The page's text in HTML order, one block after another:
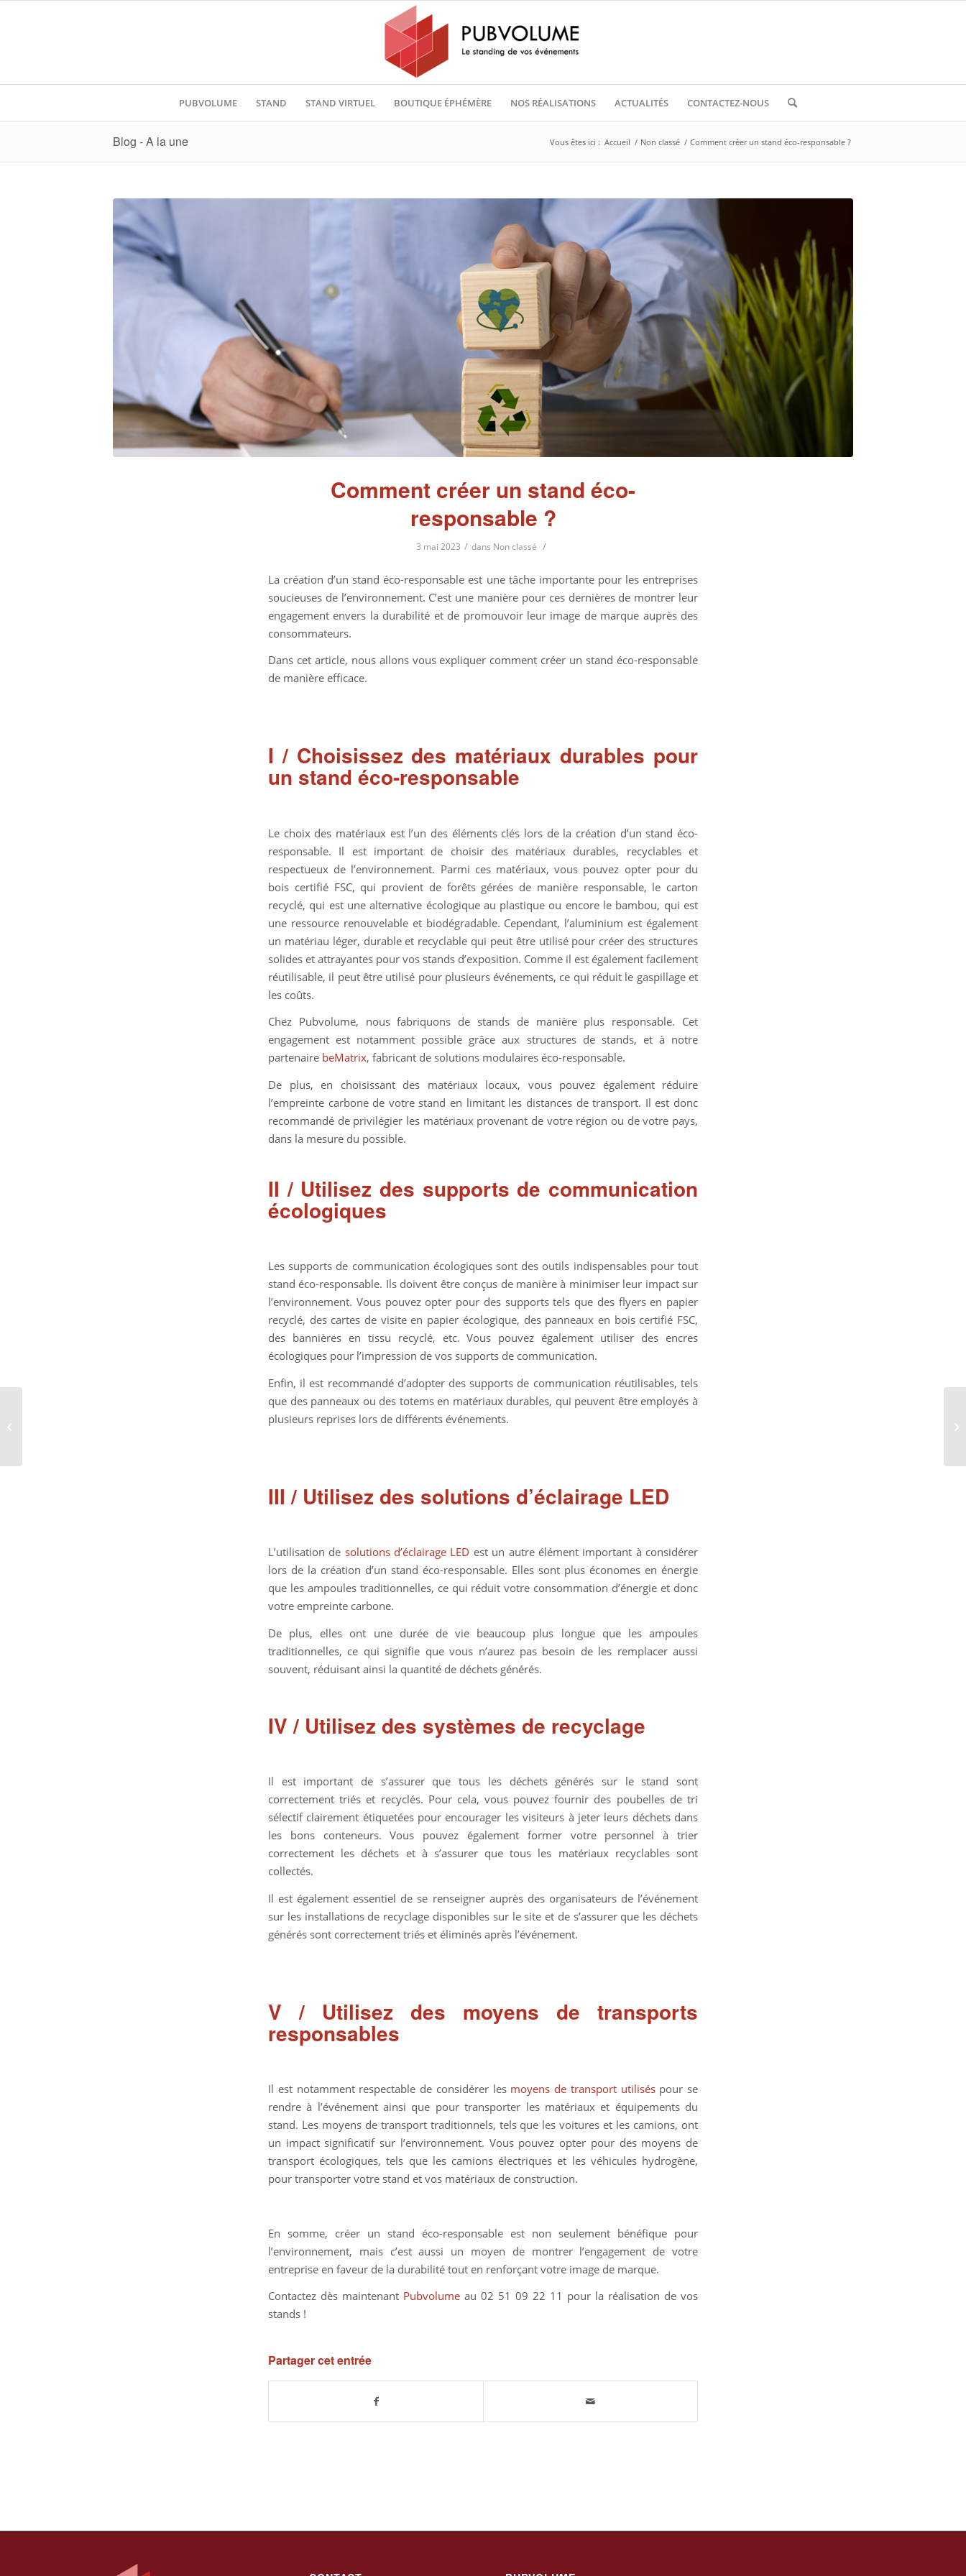
PUBVOLUME STAND STAND VIRTUEL BOUTIQUE ÉPHÉMÈRE NOS RÉALISATIONS ACTUALITÉS CONTACTEZ-NOUS
Blog - A la une Vous êtes ici : Accueil / Non classé / Comment créer un stand éco-responsable ?
Comment créer un stand éco-
responsable ?
3 mai 2023 / dans Non classé /
La création d’un stand éco-responsable est une tâche importante pour les entreprises
soucieuses de l’environnement. C’est une manière pour ces dernières de montrer leur
engagement envers la durabilité et de promouvoir leur image de marque auprès des
consommateurs.
Dans cet article, nous allons vous expliquer comment créer un stand éco-responsable
de manière efficace.
I / Choisissez des matériaux durables pour
un stand éco-responsable
Le choix des matériaux est l’un des éléments clés lors de la création d’un stand éco-
responsable. Il est important de choisir des matériaux durables, recyclables et
respectueux de l’environnement. Parmi ces matériaux, vous pouvez opter pour du
bois certifié FSC, qui provient de forêts gérées de manière responsable, le carton
recyclé, qui est une alternative écologique au plastique ou encore le bambou, qui est
une ressource renouvelable et biodégradable. Cependant, l’aluminium est également
un matériau léger, durable et recyclable qui peut être utilisé pour créer des structures
solides et attrayantes pour vos stands d’exposition. Comme il est également facilement
réutilisable, il peut être utilisé pour plusieurs événements, ce qui réduit le gaspillage et
les coûts.
Chez Pubvolume, nous fabriquons de stands de manière plus responsable. Cet
engagement est notamment possible grâce aux structures de stands, et à notre
partenaire beMatrix, fabricant de solutions modulaires éco-responsable.
De plus, en choisissant des matériaux locaux, vous pouvez également réduire
l’empreinte carbone de votre stand en limitant les distances de transport. Il est donc
recommandé de privilégier les matériaux provenant de votre région ou de votre pays,
dans la mesure du possible.
II / Utilisez des supports de communication
écologiques
Les supports de communication écologiques sont des outils indispensables pour tout
stand éco-responsable. Ils doivent être conçus de manière à minimiser leur impact sur
l’environnement. Vous pouvez opter pour des supports tels que des flyers en papier
recyclé, des cartes de visite en papier écologique, des panneaux en bois certifié FSC,
des bannières en tissu recyclé, etc. Vous pouvez également utiliser des encres
écologiques pour l’impression de vos supports de communication.
Enfin, il est recommandé d’adopter des supports de communication réutilisables, tels
que des panneaux ou des totems en matériaux durables, qui peuvent être employés à
plusieurs reprises lors de différents événements.
III / Utilisez des solutions d’éclairage LED
L’utilisation de solutions d’éclairage LED est un autre élément important à considérer
lors de la création d’un stand éco-responsable. Elles sont plus économes en énergie
que les ampoules traditionnelles, ce qui réduit votre consommation d’énergie et donc
votre empreinte carbone.
De plus, elles ont une durée de vie beaucoup plus longue que les ampoules
traditionnelles, ce qui signifie que vous n’aurez pas besoin de les remplacer aussi
souvent, réduisant ainsi la quantité de déchets générés.
IV / Utilisez des systèmes de recyclage
Il est important de s’assurer que tous les déchets générés sur le stand sont
correctement triés et recyclés. Pour cela, vous pouvez fournir des poubelles de tri
sélectif clairement étiquetées pour encourager les visiteurs à jeter leurs déchets dans
les bons conteneurs. Vous pouvez également former votre personnel à trier
correctement les déchets et à s’assurer que tous les matériaux recyclables sont
collectés.
Il est également essentiel de se renseigner auprès des organisateurs de l’événement
sur les installations de recyclage disponibles sur le site et de s’assurer que les déchets
générés sont correctement triés et éliminés après l’événement.
V / Utilisez des moyens de transports
responsables
Il est notamment respectable de considérer les moyens de transport utiliséspour se
rendre à l’événement ainsi que pour transporter les matériaux et équipements du
stand. Les moyens de transport traditionnels, tels que les voitures et les camions, ont
un impact significatif sur l’environnement. Vous pouvez opter pour des moyens de
transport écologiques, tels que les camions électriques et les véhicules hydrogène,
pour transporter votre stand et vos matériaux de construction.
En somme, créer un stand éco-responsable est non seulement bénéfique pour
l’environnement, mais c’est aussi un moyen de montrer l’engagement de votre
entreprise en faveur de la durabilité tout en renforçant votre image de marque.
Contactez dès maintenant Pubvolume au 02 51 09 22 11 pour la réalisation de vos
stands !
Partager cet entrée